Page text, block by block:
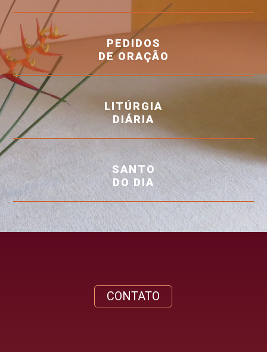
PEDIDOS
DE ORAÇÃO
LITÚRGIA
DIÁRIA
SANTO
DO DIA
CONTATO